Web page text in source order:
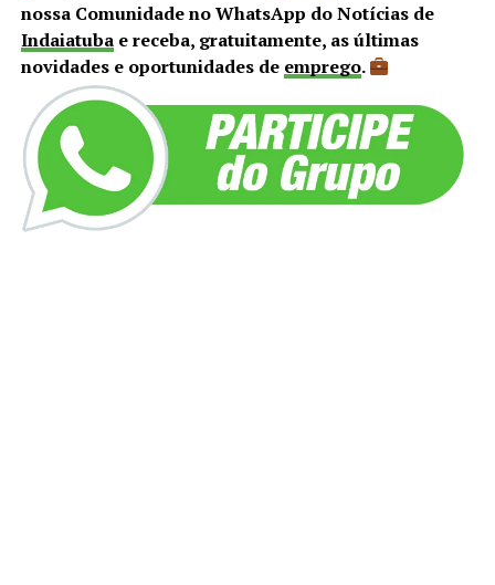
nossa Comunidade no WhatsApp do Notícias de
Indaiatubae receba, gratuitamente, as últimas
novidades e oportunidades de emprego.